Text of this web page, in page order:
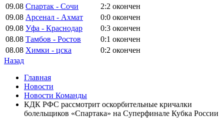
09.08 Спартак - Сочи 2:2 окончен
09.08 Арсенал - Ахмат 0:0 окончен
09.08 Уфа - Краснодар 0:3 окончен
08.08 Тамбов - Ростов 0:1 окончен
08.08 Химки - цска 0:2 окончен
Назад
Главная
Новости
Новости Команды
КДК РФС рассмотрит оскорбительные кричалки
болельщиков «Спартака» на Суперфинале Кубка России